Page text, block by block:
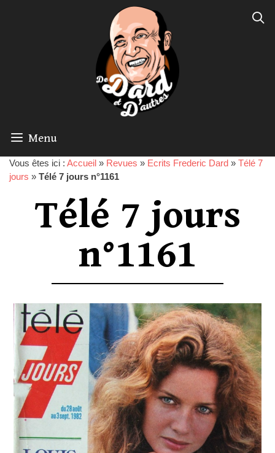
Menu
Vous êtes ici : Accueil » Revues » Ecrits Frederic Dard » Télé 7
jours » Télé 7 jours n°1161
Télé 7 jours
n°1161